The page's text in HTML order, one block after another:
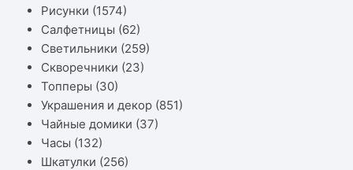
Рисунки (1574)
Салфетницы (62)
Светильники (259)
Скворечники (23)
Топперы (30)
Украшения и декор (851)
Чайные домики (37)
Часы (132)
Шкатулки (256)